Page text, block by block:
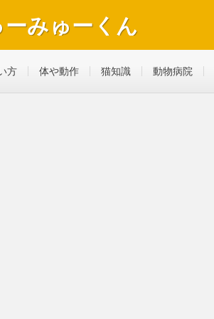
ーみゅーくん
方 体や動作 猫知識 動物病院